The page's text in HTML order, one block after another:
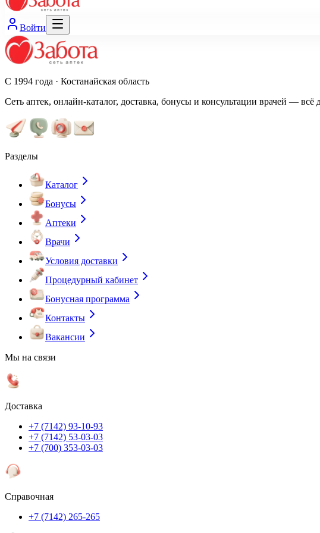
Войти
С 1994 года · Костанайская область
Сеть аптек, онлайн-каталог, доставка, бонусы и консультации врачей — всё
Разделы
Каталог
Бонусы
Аптеки
Врачи
Условия доставки
Процедурный кабинет
Бонусная программа
Контакты
Вакансии
Мы на связи
Доставка
+7 (7142) 93-10-93
+7 (7142) 53-03-03
+7 (700) 353-03-03
Справочная
+7 (7142) 265-265